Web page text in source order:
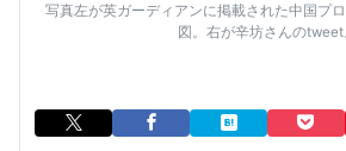
写真左が英ガーディアンに掲載された中国プ
図。右が辛坊さんのtweet